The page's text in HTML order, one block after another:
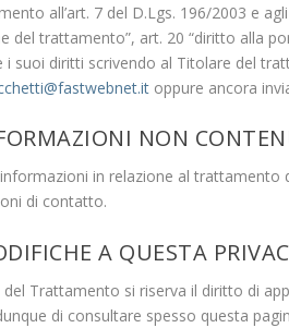
all’art. 7 del D.Lgs. 196/2003 e
del trattamento”, art. 20 “diritto alla
i suoi diritti scrivendo al Titolare del
oppure ancora
NON
in relazione al
di contatto.
A QUESTA
del Trattamento si riserva il diritto di
di consultare spesso questa